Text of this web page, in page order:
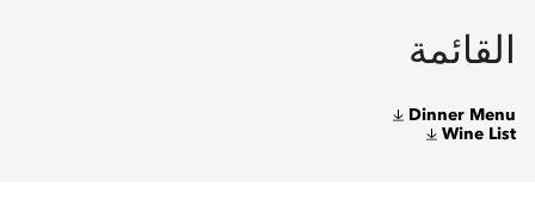
القائمة
Dinner Menu
Wine List